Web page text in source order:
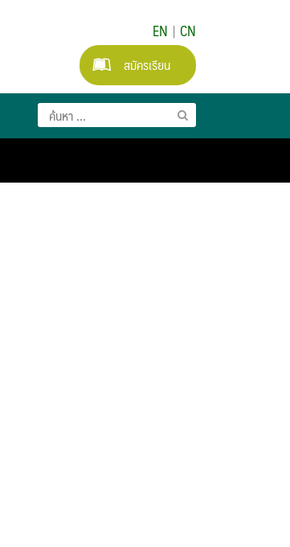
EN | CN
สมัครเรียน